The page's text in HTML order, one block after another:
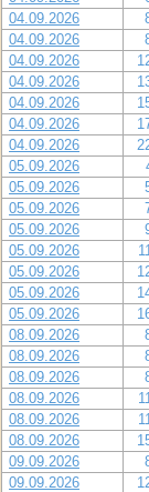
04.09.2026
04.09.2026
04.09.2026
04.09.2026
04.09.2026
04.09.2026
04.09.2026
05.09.2026
05.09.2026
05.09.2026
05.09.2026
05.09.2026
05.09.2026
05.09.2026
05.09.2026
08.09.2026
08.09.2026
08.09.2026
08.09.2026
08.09.2026
08.09.2026
09.09.2026
09.09.2026